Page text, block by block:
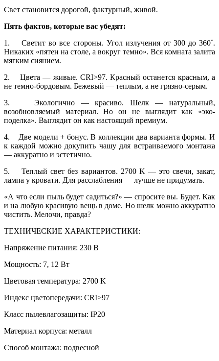
Свет становится дорогой, фактурный, живой.
Пять фактов, которые вас убедят:
1. Светит во все стороны. Угол излучения от 300 до 360˚.
Никаких «пятен на столе, а вокруг темно». Вся комната залита
мягким сиянием.
2. Цвета — живые. CRI>97. Красный останется красным, а
не темно-бордовым. Бежевый — теплым, а не грязно-серым.
3. Экологично — красиво. Шелк — натуральный,
возобновляемый материал. Но он не выглядит как «эко-
поделка». Выглядит он как настоящий премиум.
4. Две модели + бонус. В коллекции два варианта формы. И
к каждой можно докупить чашу для встраиваемого монтажа
— аккуратно и эстетично.
5. Теплый свет без вариантов. 2700 K — это свечи, закат,
лампа у кровати. Для расслабления — лучше не придумать.
«А что если пыль будет садиться?» — спросите вы. Будет. Как
и на любую красивую вещь в доме. Но шелк можно аккуратно
чистить. Мелочи, правда?
ТЕХНИЧЕСКИЕ ХАРАКТЕРИСТИКИ:
Напряжение питания: 230 В
Мощность: 7, 12 Вт
Цветовая температура: 2700 K
Индекс цветопередачи: CRI>97
Класс пылевлагозащиты: IP20
Материал корпуса: металл
Способ монтажа: подвесной